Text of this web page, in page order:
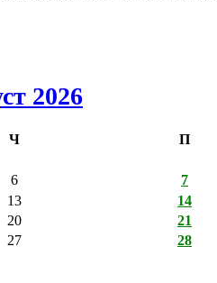
2026
Ч П
6 7
13 14
20 21
27 28